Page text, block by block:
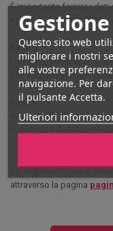
Questo sito web
migliorare i nostri
alle vostre
navigazione. Per
il pulsante Accetta.
Ulteriori
È importante fornire i
Kbis con il numero
Fase 3
Un membro del team
che il vostro account pro
Fase 4
Non vi resta che
Se avete domande o
attraverso la pagina